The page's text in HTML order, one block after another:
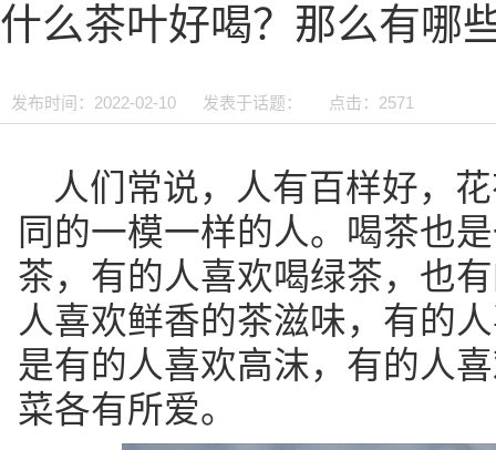
什么茶叶好喝？那么有哪
发布时间：2022-02-10 发表于话题： 点击： 2571
人们常说，人有百样好，
同的一模一样的人。喝茶也
茶，有的人喜欢喝绿茶，也
人喜欢鲜香的茶滋味，有的
是有的人喜欢高沫，有的人
菜各有所爱。